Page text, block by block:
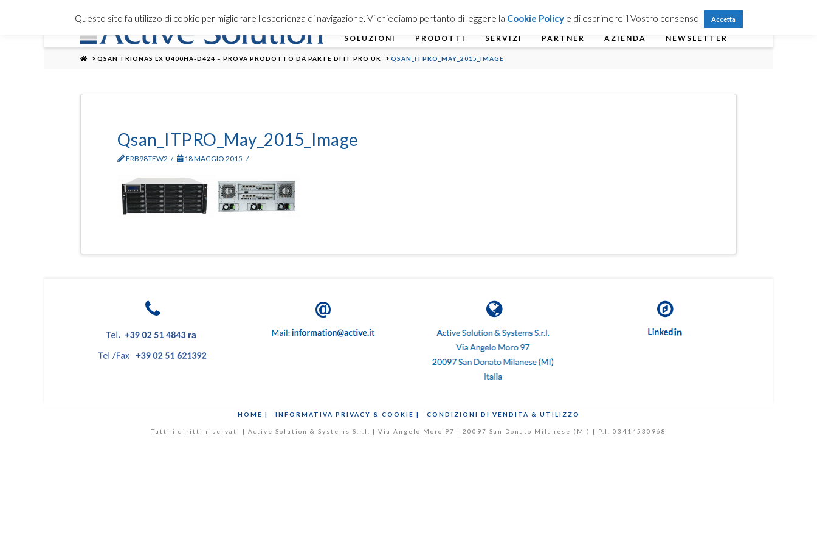
Contattaci
SOLUZIONI PRODOTTI SERVIZI PARTNER AZIENDA NEWSLETTER
HOMEQSAN TRIONAS LX U400HA-D424 – PROVA PRODOTTO DA PARTE DI IT PRO UK QSAN_ITPRO_MAY_2015_IMAGE
Qsan_ITPRO_May_2015_Image
ERB98TEW2 18 MAGGIO 2015
HOME | INFORMATIVA PRIVACY & COOKIE | CONDIZIONI DI VENDITA & UTILIZZO
Tutti i diritti riservati | Active Solution & Systems S.r.l. | Via Angelo Moro 97 | 20097 San Donato Milanese (MI) | P.I. 03414530968
Questo sito fa utilizzo di cookie per migliorare l'esperienza di navigazione. Vi chiediamo pertanto di leggere la Cookie Policye di esprimere il Vostro consenso Accetta